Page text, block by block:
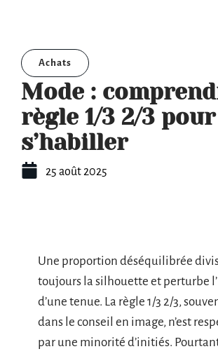
Achats
Mode :
règle 1/3 2/3
s’habiller
25 août 2025
Une proportion déséquilibrée
toujours la silhouette et perturbe
d’une tenue. La règle 1/3 2/3,
dans le conseil en image, n’est
par une minorité d’initiés.